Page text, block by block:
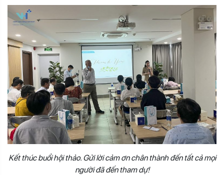
Kết thúc buổi hội thảo. Gửi lời cảm ơn chân thành đến tất cả mọi
người đã đến tham dự!